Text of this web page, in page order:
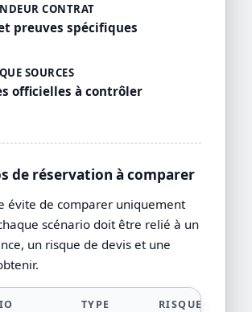
CONTRAT
preuves spécifiques
SOURCES
officielles à contrôler
de réservation à comparer
évite de comparer uniquement
scénario doit être relié à un
un risque de devis et une
TYPE
RISQUE À